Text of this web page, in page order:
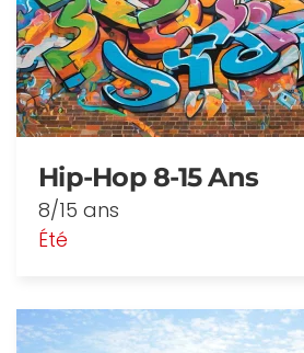
Hip-Hop 8-15 Ans
8/15 ans
Été